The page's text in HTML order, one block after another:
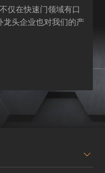
仅在快速门领域有口
头企业也对我们的产